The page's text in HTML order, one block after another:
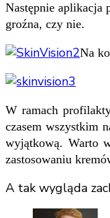
Następnie aplikacja
groźna, czy nie.
Na
W ramach
czasem wszystkim
wyjątkową. Warto
zastosowaniu
A tak wygląda